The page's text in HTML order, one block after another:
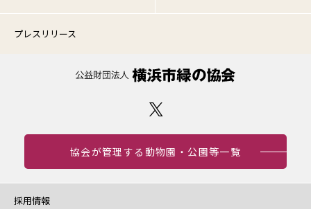
プレスリリース
協会が管理する動物園・公園等一覧
採用情報